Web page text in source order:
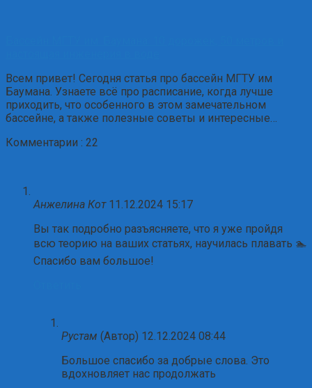
Всем привет! Сегодня статья про бассейн МГТУ им
Баумана. Узнаете всё про расписание, когда лучше
приходить, что особенного в этом замечательном
бассейне, а также полезные советы и интересные…
Комментарии : 22
Анжелина Кот 11.12.2024 15:17
Вы так подробно разъясняете, что я уже пройдя
всю теорию на ваших статьях, научилась плавать 🏊
Спасибо вам большое!
Рустам (Автор) 12.12.2024 08:44
Большое спасибо за добрые слова. Это
вдохновляет нас продолжать